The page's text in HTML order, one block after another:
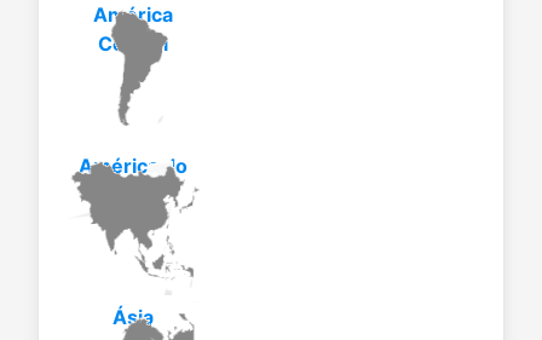
América
Central
América do
Ásia